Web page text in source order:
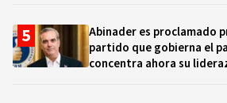
Abinader es proclamado
partido que gobierna el
concentra ahora su